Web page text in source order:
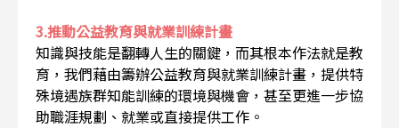
3.推動公益教育與就業訓練計畫
知識與技能是翻轉人生的關鍵，而其根本作法就是教
育，我們藉由籌辦公益教育與就業訓練計畫，提供特
殊境遇族群知能訓練的環境與機會，甚至更進一步協
助職涯規劃、就業或直接提供工作。